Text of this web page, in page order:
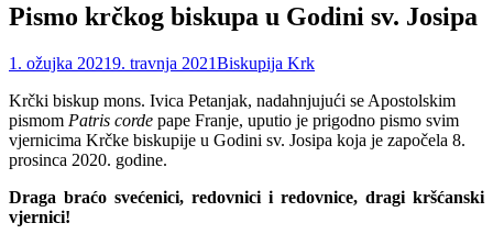
Pismo krčkog biskupa u Godini sv. Josipa
Posted
1. ožujka 20219. travnja 2021Author
Biskupija Krk
Krčki biskup mons. Ivica Petanjak, nadahnjujući se Apostolskim
pismom Patris corde pape Franje, uputio je prigodno pismo svim
vjernicima Krčke biskupije u Godini sv. Josipa koja je započela 8.
prosinca 2020. godine.
Draga braćo svećenici, redovnici i redovnice, dragi kršćanski
vjernici!